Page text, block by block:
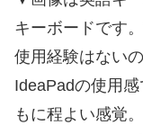
キーボードです
使用経験はない
IdeaPadの使用
もに程よい感覚